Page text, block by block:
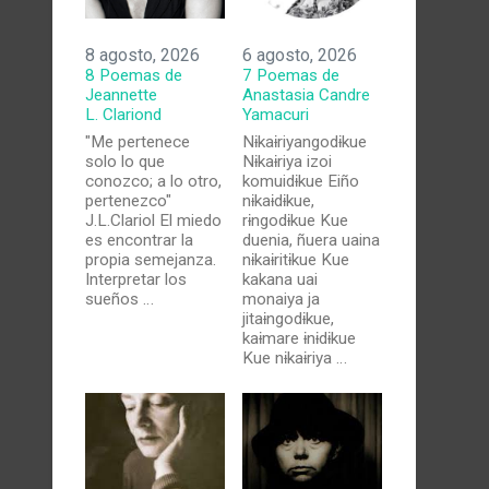
8 agosto, 2026
8 Poemas de
Jeannette
L. Clariond
"Me pertenece
solo lo que
conozco; a lo otro,
pertenezco"
J.L.Clariol El miedo
es encontrar la
propia semejanza.
Interpretar los
sueños …
6 agosto, 2026
7 Poemas de
Anastasia Candre
Yamacuri
Nɨkaɨriyangodɨkue
Nɨkaɨriya izoi
komuidɨkue Eiño
nɨkaɨdɨkue,
rɨngodɨkue Kue
duenia, ñuera uaina
nɨkaɨritɨkue Kue
kakana uai
monaiya ja
jitaɨngodɨkue,
kaɨmare ɨnɨdɨkue
Kue nɨkaɨriya …